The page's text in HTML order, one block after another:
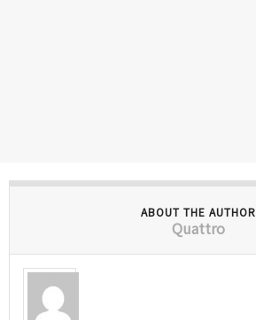
ABOUT THE AUTHOR
Quattro